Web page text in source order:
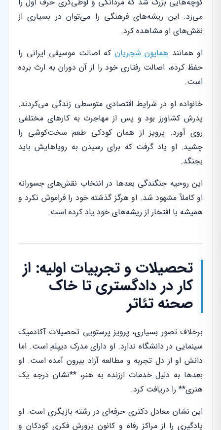
می‌زد. این ریشه‌های فرهنگی را می‌توان در بسیاری از
نقش‌های او مشاهده کرد.
او همانند همایون شجریان که اصالت موسیقی ایرانی را
حفظ کرده، اصالت رفتاری خود را از آن دوران به ارث برده
است.
خانواده او در شرایط اقتصادی متوسطی زندگی می‌کردند.
پدرش کشاورز بود و پس از مهاجرت به کارهای مختلفی
روی آورد. پرویز از همان کودکی طعم سخت‌کوشی را
چشید. او یاد گرفت که برای رسیدن به رویاهایش باید
بجنگد.
این روحیه جنگندگی بعدها در انتخاب نقش‌های جسورانه
او کاملاً مشهود شد. او هرگز گذشته خود را فراموش نکرد و
همیشه با افتخار از ریشه‌های خود یاد کرده است.
تحصیلات و تجربیات اولیه: از
کار در دادگستری تا خاک
صحنه تئاتر
برخلاف تصور بسیاری، پرویز پرستویی تحصیلات آکادمیک
سینمایی در دانشگاه ندارد. او دارای مدرک دیپلم است. اما
دانش او از دل تجربه و مطالعه آزاد بیرون آمده است. او
بعدها به دلیل خدمات ارزنده به هنر، **نشان درجه یک
هنری** را دریافت کرد.
این نشان معادل دکتری حرفه‌ای در رشته بازیگری است. او
یادگیری را از مراکز رفاه و کانون پرورش فکری کودکان و